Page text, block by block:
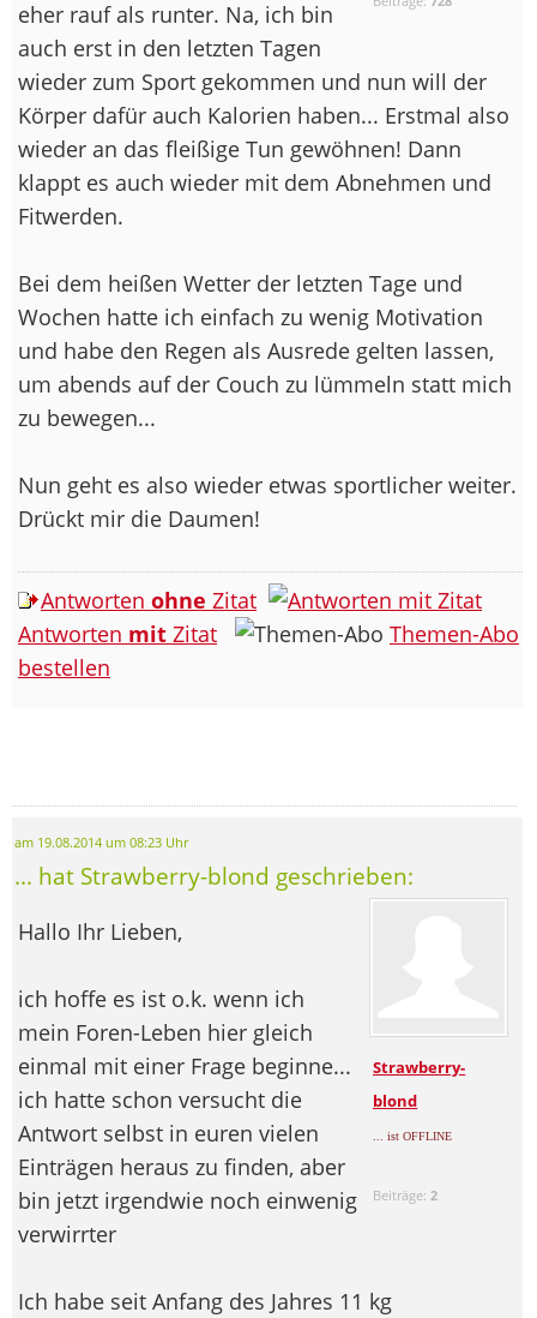
eher rauf als runter. Na, ich bin
auch erst in den letzten Tagen
wieder zum Sport gekommen und nun will der
Körper dafür auch Kalorien haben... Erstmal also
wieder an das fleißige Tun gewöhnen! Dann
klappt es auch wieder mit dem Abnehmen und
Fitwerden.
Bei dem heißen Wetter der letzten Tage und
Wochen hatte ich einfach zu wenig Motivation
und habe den Regen als Ausrede gelten lassen,
um abends auf der Couch zu lümmeln statt mich
zu bewegen...
Nun geht es also wieder etwas sportlicher weiter.
Drückt mir die Daumen!
Antworten ohne Zitat
Antworten mit Zitat
Themen-Abo
bestellen
am 19.08.2014 um 08:23 Uhr
... hat Strawberry-blond geschrieben:
Strawberry-
blond
... ist OFFLINE
Beiträge: 2
Hallo Ihr Lieben,
ich hoffe es ist o.k. wenn ich
mein Foren-Leben hier gleich
einmal mit einer Frage beginne...
ich hatte schon versucht die
Antwort selbst in euren vielen
Einträgen heraus zu finden, aber
bin jetzt irgendwie noch einwenig
verwirrter
Ich habe seit Anfang des Jahres 11 kg